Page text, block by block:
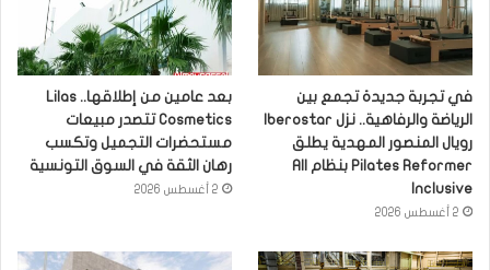
في تجربة جديدة تجمع بين
رويال المنصور المهدية يطلق
Pilates Reformer بنظام All
Inclusive
2 أغسطس 2026
بعد عامين من إطلاقها.. Lilas
Cosmetics تتصدر مبيعات
مستحضرات التجميل وتكسب
رهان الثقة في السوق التونسية
2 أغسطس 2026